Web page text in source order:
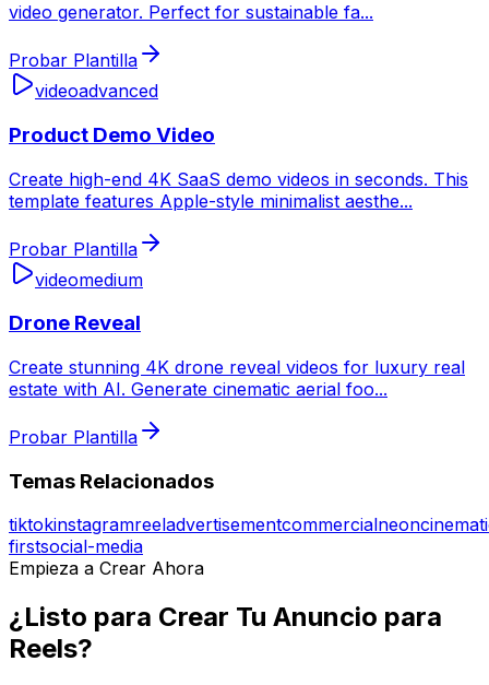
video generator. Perfect for sustainable fa...
Probar Plantilla
videoadvanced
Product Demo Video
Create high-end 4K SaaS demo videos in seconds. This
template features Apple-style minimalist aesthe...
Probar Plantilla
videomedium
Drone Reveal
Create stunning 4K drone reveal videos for luxury real
estate with AI. Generate cinematic aerial foo...
Probar Plantilla
Temas Relacionados
tiktokinstagramreeladvertisementcommercialneon
firstsocial-media
Empieza a Crear Ahora
¿Listo para Crear Tu Anuncio para
Reels?